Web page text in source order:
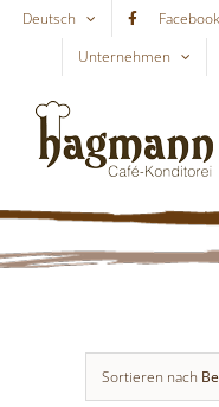
Skip
content
Deutsch Facebook
Unternehmen
Sortieren nach